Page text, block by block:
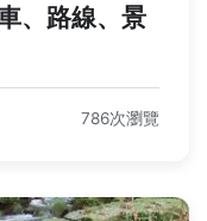
、路線、景
786次瀏覽